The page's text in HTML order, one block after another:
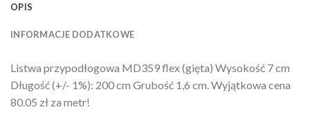
OPIS
INFORMACJE DODATKOWE
Listwa przypodłogowa MD359 flex (gięta) Wysokość 7 cm
Długość (+/- 1%): 200 cm Grubość 1,6 cm. Wyjątkowa cena
80.05 zł za metr!